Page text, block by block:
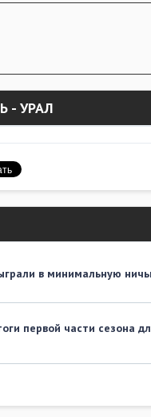
- УРАЛ
в минимальную
первой части сезона